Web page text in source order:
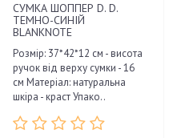
СУМКА ШОППЕР D. D.
ТЕМНО-СИНІЙ
BLANKNOTE
Розмір: 37*42*12 см - висота
ручок від верху сумки - 16
см Матеріал: натуральна
шкіра - краст Упако..